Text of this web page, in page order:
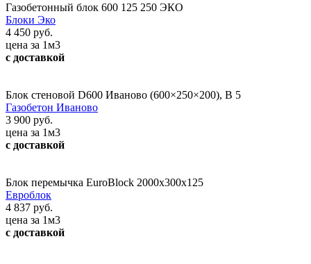
Газобетонный блок 600 125 250 ЭКО
Блоки Эко
4 450 руб.
цена за 1м3
с доставкой
Блок стеновой D600 Иваново (600×250×200), В 5
Газобетон Иваново
3 900 руб.
цена за 1м3
с доставкой
Блок перемычка EuroBlock 2000х300х125
Евроблок
4 837 руб.
цена за 1м3
с доставкой